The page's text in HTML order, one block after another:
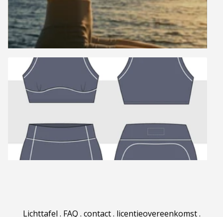
Lichttafel . FAQ . contact. licentieovereenkomst.